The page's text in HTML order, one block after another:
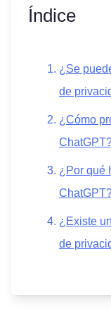
Índice
¿Se
de
¿Cómo
¿Por qué
¿Existe
de